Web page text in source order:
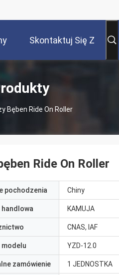
Skontaktuj Się Z
Bęben Ride On Roller
Ride On Roller
pochodzenia Chiny
handlowa KAMUJA
CNAS, IAF
modelu YZD-12.0
zamówienie 1 JEDNOSTKA